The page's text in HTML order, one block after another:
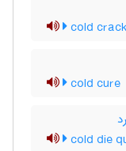
cold
cold cure
cold die